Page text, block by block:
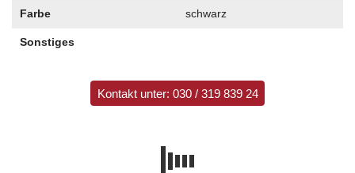
Farbe schwarz
Sonstiges
Kontakt unter: 030 / 319 839 24